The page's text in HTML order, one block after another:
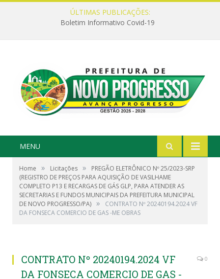
ÚLTIMAS PUBLICAÇÕES:
Boletim Informativo Covid-19
MENU
Home » Licitações »
PREGÃO ELETRÔNICO Nº 25/2023-SRP
(REGISTRO DE PREÇOS PARA AQUISIÇÃO DE VASILHAME
COMPLETO P13 E RECARGAS DE GÁS GLP, PARA ATENDER AS
SECRETARIAS E FUNDOS MUNICIPAIS DA PREFEITURA MUNICIPAL
DE NOVO PROGRESSO/PA) »
CONTRATO Nº 20240194.2024 VF
DA FONSECA COMERCIO DE GAS -ME OBRAS
CONTRATO Nº 20240194.2024 VF
DA FONSECA COMERCIO DE GAS -
0